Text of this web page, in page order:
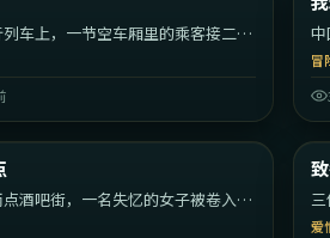
车上，一节空车厢里的乘客接二连
冒
酒吧街，一名失忆的女子被卷入帮
爱